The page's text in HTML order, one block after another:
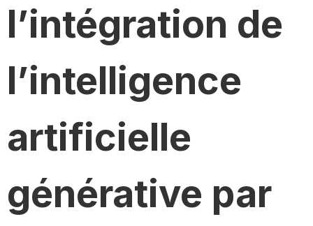
l’intégration de
l’intelligence
artificielle
générative par